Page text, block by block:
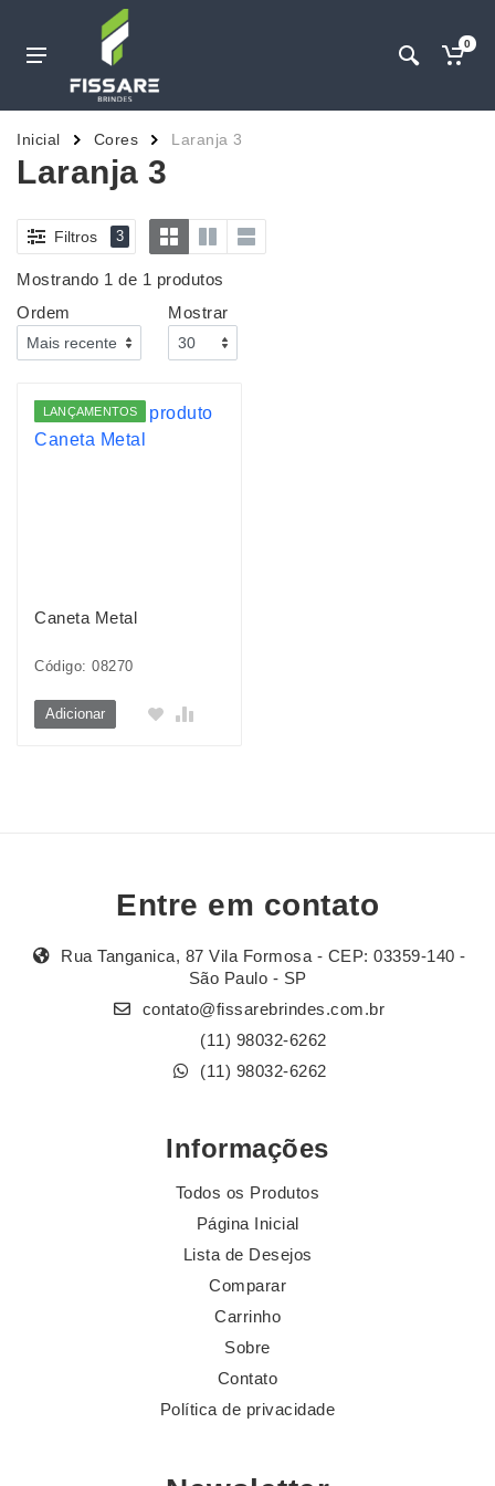
0
Inicial Cores Laranja 3
Laranja 3
Filtros 3
Mostrando 1 de 1 produtos
Ordem
Mostrar
LANÇAMENTOS
Caneta Metal
Código: 08270
Adicionar
Entre em contato
Rua Tanganica, 87 Vila Formosa - CEP: 03359-140 -
São Paulo - SP
contato@fissarebrindes.com.br
(11) 98032-6262
(11) 98032-6262
Informações
Todos os Produtos
Página Inicial
Lista de Desejos
Comparar
Carrinho
Sobre
Contato
Política de privacidade